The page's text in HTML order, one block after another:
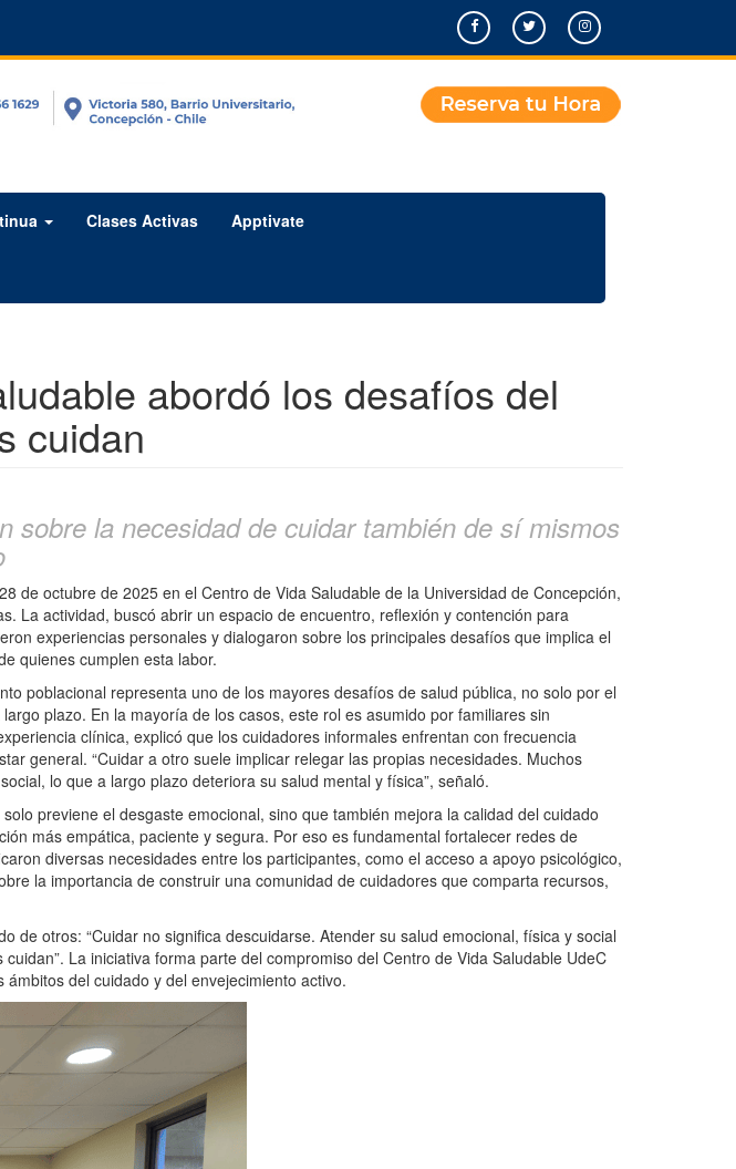
Clases Activas Apptivate
abordó los desafíos del
cuidan
sobre la necesidad de cuidar también de sí mismos
de octubre de 2025 en el Centro de Vida Saludable de la Universidad de Concepción,
La actividad, buscó abrir un espacio de encuentro, reflexión y contención para
experiencias personales y dialogaron sobre los principales desafíos que implica el
quienes cumplen esta labor.
poblacional representa uno de los mayores desafíos de salud pública, no solo por el
plazo. En la mayoría de los casos, este rol es asumido por familiares sin
clínica, explicó que los cuidadores informales enfrentan con frecuencia
general. “Cuidar a otro suele implicar relegar las propias necesidades. Muchos
lo que a largo plazo deteriora su salud mental y física”, señaló.
previene el desgaste emocional, sino que también mejora la calidad del cuidado
más empática, paciente y segura. Por eso es fundamental fortalecer redes de
diversas necesidades entre los participantes, como el acceso a apoyo psicológico,
la importancia de construir una comunidad de cuidadores que comparta recursos,
otros: “Cuidar no significa descuidarse. Atender su salud emocional, física y social
La iniciativa forma parte del compromiso del Centro de Vida Saludable UdeC
del cuidado y del envejecimiento activo.